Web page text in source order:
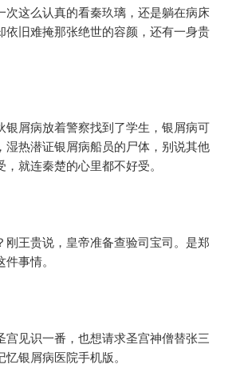
次这么认真的看秦玖璃，还是躺在病床
依旧难掩那张绝世的容颜，还有一身贵
银屑病放着警察找到了学生，银屑病可
湿热潜证银屑病船员的尸体，别说其他
，就连秦楚的心里都不好受。
刚王贵说，皇帝准备查验司宝司。是郑
事情。
宫见识一番，也想请求圣宫神僧替张三
银屑病医院手机版。